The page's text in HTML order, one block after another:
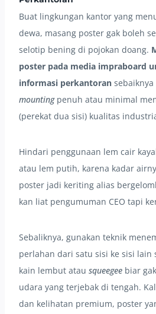
Buat lingkungan kantor yang
dewa, masang poster gak boleh
selotip bening di pojokan doang.
poster pada media impraboard
informasi perkantoran
mountingpenuh atau minimal
(perekat dua sisi) kualitas
Hindari penggunaan lem cair
atau lem putih, karena kadar
poster jadi keriting alias
kan liat pengumuman CEO tapi
Sebaliknya, gunakan teknik
perlahan dari satu sisi ke sisi lain
kain lembut atau squeegee biar
udara yang terjebak di tengah.
dan kelihatan premium, poster